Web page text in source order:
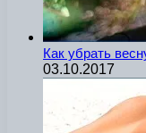
Как убрать
03.10.2017